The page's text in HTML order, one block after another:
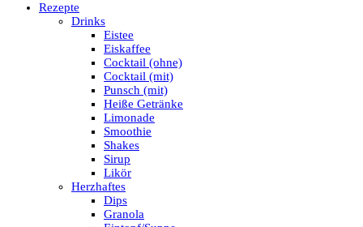
Rezepte
Drinks
Eistee
Eiskaffee
Cocktail (ohne)
Cocktail (mit)
Punsch (mit)
Heiße Getränke
Limonade
Smoothie
Shakes
Sirup
Likör
Herzhaftes
Dips
Granola